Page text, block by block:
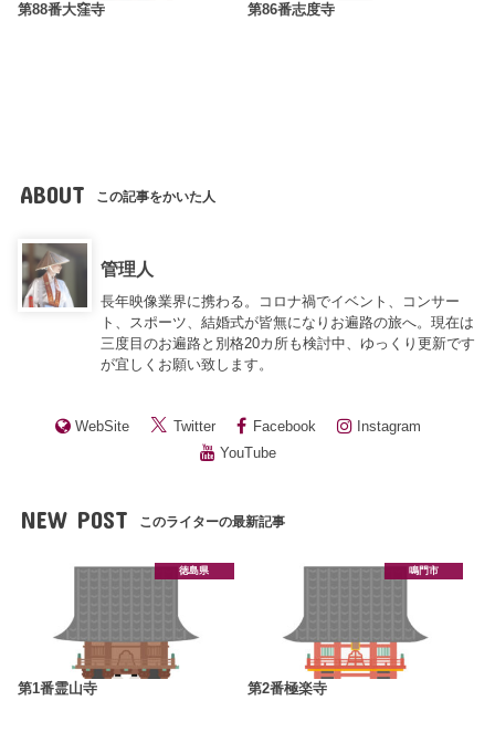
第88番大窪寺 第86番志度寺
ABOUT この記事をかいた人
管理人
長年映像業界に携わる。コロナ禍でイベント、コンサー
ト、スポーツ、結婚式が皆無になりお遍路の旅へ。現在は
三度目のお遍路と別格20カ所も検討中、ゆっくり更新です
が宜しくお願い致します。
WebSite Twitter Facebook
Instagram
YouTube
NEW POST このライターの最新記事
徳島県
第1番霊山寺
鳴門市
第2番極楽寺